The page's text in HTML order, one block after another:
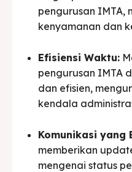
pengurusan IMTA,
kenyamanan dan
Efisiensi Waktu:
pengurusan IMTA
dan efisien,
kendala
Komunikasi yang
memberikan
mengenai status